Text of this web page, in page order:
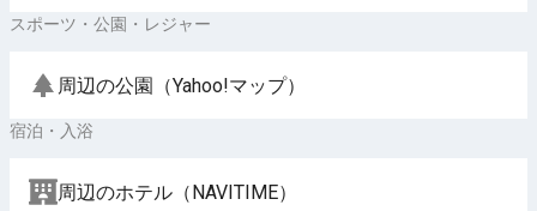
スポーツ・公園・レジャー
周辺の公園（Yahoo!マップ）
宿泊・入浴
周辺のホテル（NAVITIME）